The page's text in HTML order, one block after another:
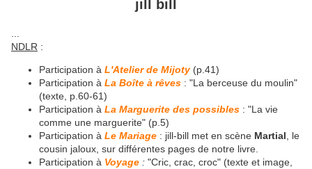
jill bill
NDLR :
Participation à L'Atelier de Mijoty(p.41)
Participation à La Boîte à rêves : "La berceuse du moulin"
(texte, p.60-61)
Participation à La Marguerite des possibles : "La vie
comme une marguerite" (p.5)
Participation à Le Mariage : jill-bill met en scène Martial , le
cousin jaloux, sur différentes pages de notre livre.
Participation à Voyage : "Cric, crac, croc" (texte et image,